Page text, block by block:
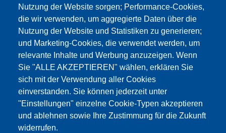
Nutzung der Website sorgen; Performance-Cookies,
die wir verwenden, um aggregierte Daten über die
Nutzung der Website und Statistiken zu generieren;
und Marketing-Cookies, die verwendet werden, um
relevante Inhalte und Werbung anzuzeigen. Wenn
Sie "ALLE AKZEPTIEREN" wählen, erklären Sie
sich mit der Verwendung aller Cookies
einverstanden. Sie können jederzeit unter
"Einstellungen" einzelne Cookie-Typen akzeptieren
und ablehnen sowie Ihre Zustimmung für die Zukunft
widerrufen.
Этот материал заблокирован, потому что
файлы cookie Google Maps не были приняты.
НЕОБХОДИМО ПРИНЯТЬ ТОЛЬКО
ФАЙЛЫ COOKIE GOOGLE MAPS.
Alle Cookies akzeptieren